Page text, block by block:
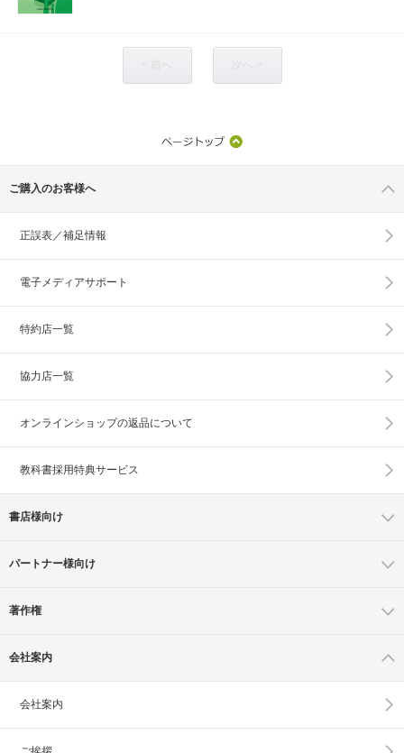
ご購入のお客様へ
正誤表／補足情報
電子メディアサポート
特約店一覧
協力店一覧
オンラインショップの返品について
教科書採用特典サービス
書店様向け
パートナー様向け
著作権
会社案内
会社案内